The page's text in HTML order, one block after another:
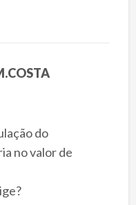
do
no valor de